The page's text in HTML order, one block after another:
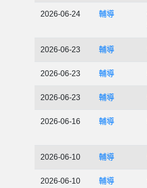
2026-06-24 輔導
2026-06-23 輔導
2026-06-23 輔導
2026-06-23 輔導
2026-06-16 輔導
2026-06-10 輔導
2026-06-10 輔導